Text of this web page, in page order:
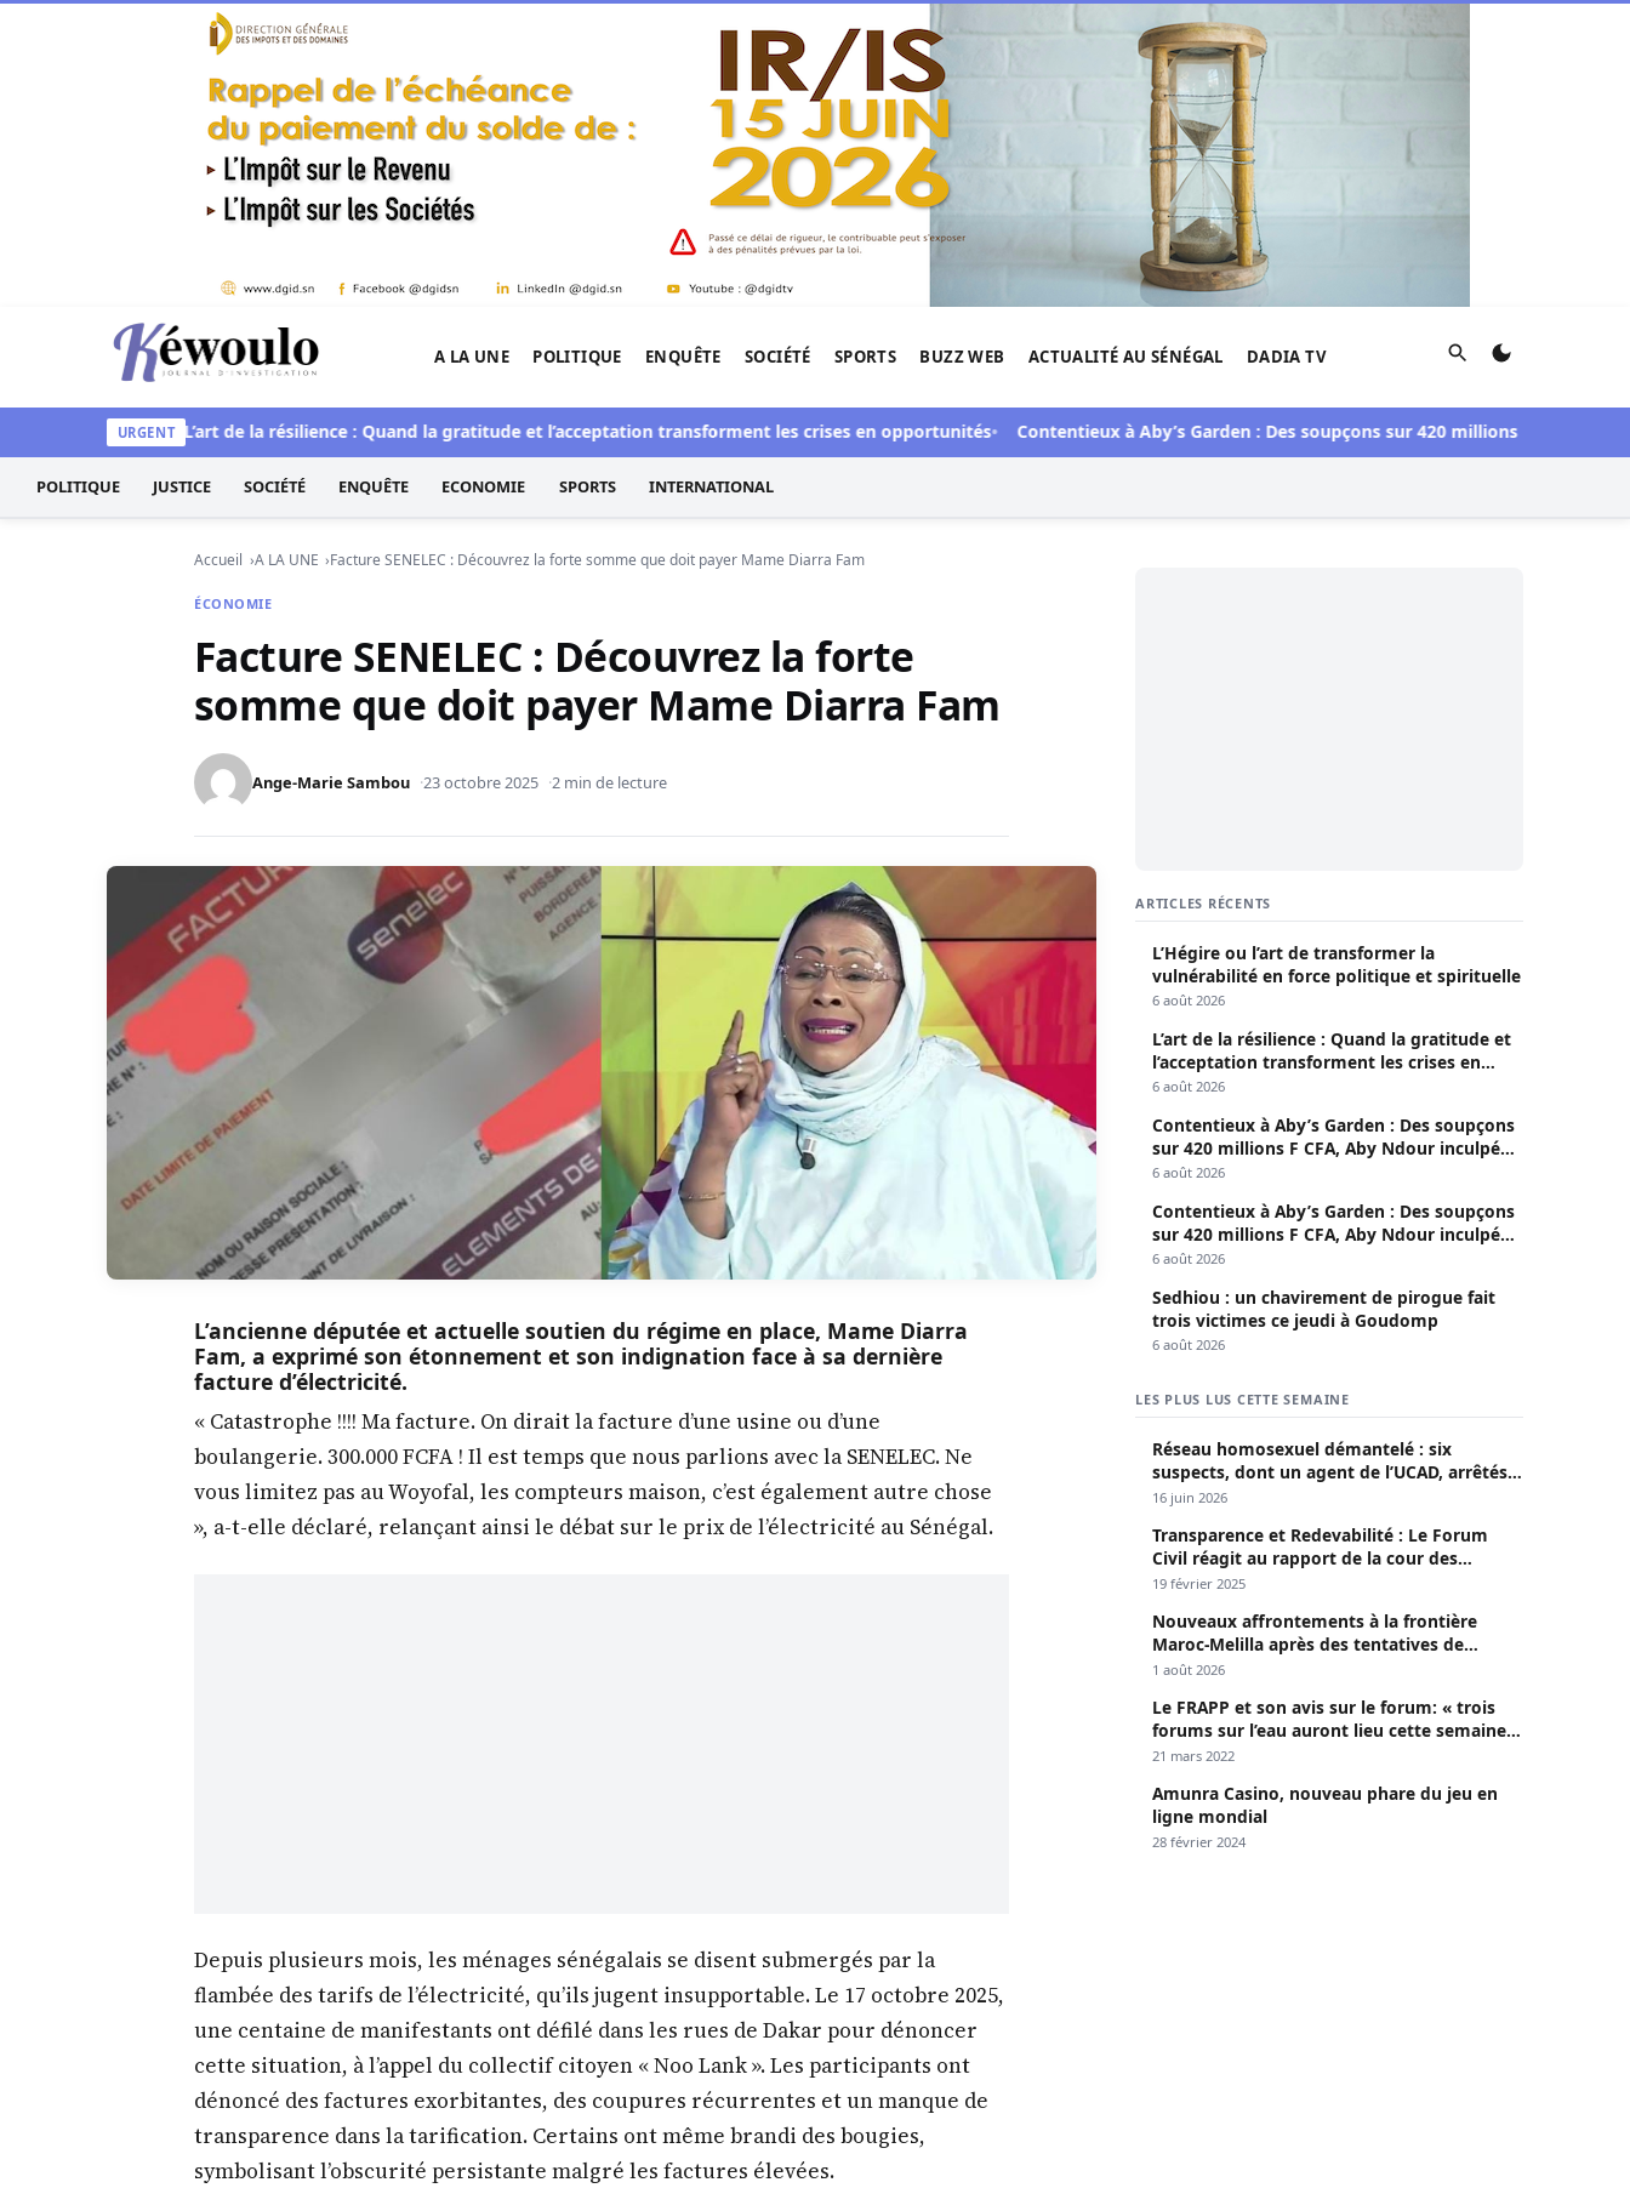
Aller au contenu
Kéwoulo, le premier site d'information et d'investigation de l'Afrique.
A LA UNE POLITIQUE ENQUÊTE SOCIÉTÉ SPORTS BUZZ WEB ACTUALITÉ AU SÉNÉGAL DADIA TV Rechercher
URGENT
L’art de la résilience : Quand la gratitude et l’acceptation transforment les crises en opportunités Contentieux à Aby’s Garden : Des soupçons sur 420 millions F CFA, Aby
POLITIQUE JUSTICE SOCIÉTÉ ENQUÊTE ECONOMIE SPORTS INTERNATIONAL
Accueil A LA UNE Facture SENELEC : Découvrez la forte somme que doit payer Mame Diarra Fam
ÉCONOMIE
Facture SENELEC : Découvrez la forte
somme que doit payer Mame Diarra Fam
Ange-Marie Sambou 23 octobre 2025 2 min de lecture
L’ancienne députée et actuelle soutien du régime en place, Mame Diarra
Fam, a exprimé son étonnement et son indignation face à sa dernière
facture d’électricité.
« Catastrophe !!!! Ma facture. On dirait la facture d’une usine ou d’une
boulangerie. 300.000 FCFA ! Il est temps que nous parlions avec la SENELEC. Ne
vous limitez pas au Woyofal, les compteurs maison, c’est également autre chose
», a-t-elle déclaré, relançant ainsi le débat sur le prix de l’électricité au Sénégal.
Depuis plusieurs mois, les ménages sénégalais se disent submergés par la
flambée des tarifs de l’électricité, qu’ils jugent insupportable. Le 17 octobre 2025,
une centaine de manifestants ont défilé dans les rues de Dakar pour dénoncer
cette situation, à l’appel du collectif citoyen « Noo Lank ». Les participants ont
dénoncé des factures exorbitantes, des coupures récurrentes et un manque de
transparence dans la tarification. Certains ont même brandi des bougies,
symbolisant l’obscurité persistante malgré les factures élevées.
ARTICLES RÉCENTS
L’Hégire ou l’art de transformer la
vulnérabilité en force politique et spirituelle
6 août 2026
L’art de la résilience : Quand la gratitude et
l’acceptation transforment les crises en
opportunités
6 août 2026
Contentieux à Aby’s Garden : Des soupçons
sur 420 millions F CFA, Aby Ndour inculpée
pour abus de biens sociaux
6 août 2026
Contentieux à Aby’s Garden : Des soupçons
sur 420 millions F CFA, Aby Ndour inculpée
pour abus de biens sociaux
6 août 2026
Sedhiou : un chavirement de pirogue fait
trois victimes ce jeudi à Goudomp
6 août 2026
LES PLUS LUS CETTE SEMAINE
Réseau homosexuel démantelé : six
suspects, dont un agent de l’UCAD, arrêtés à
Keur Massar ; l’un avoue avoir propagé le
16 juin 2026
Transparence et Redevabilité : Le Forum
Civil réagit au rapport de la cour des
comptes
19 février 2025
Nouveaux affrontements à la frontière
Maroc-Melilla après des tentatives de
passage
1 août 2026
Le FRAPP et son avis sur le forum: « trois
forums sur l’eau auront lieu cette semaine à
Dakar »
21 mars 2022
Amunra Casino, nouveau phare du jeu en
ligne mondial
28 février 2024